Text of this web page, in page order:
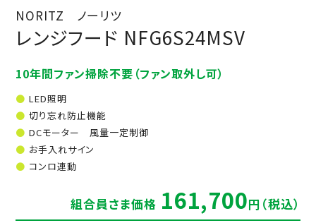
NORITZ ノーリツ
レンジフード NFG6S24MSV
10年間ファン掃除不要（ファン取外し可）
LED照明
切り忘れ防止機能
DCモーター 風量一定制御
お手入れサイン
コンロ連動
組合員さま価格 161,700円（税込）